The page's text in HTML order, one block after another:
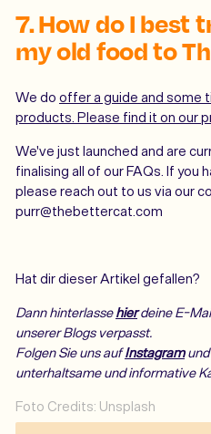
7.How do I best
my old food to
We do offer a guide and some
products. Please find it on our
We've just launched and are
finalising all of our FAQs. If you
please reach out to us via our
purr@thebettercat.com
Hat dir dieser Artikel gefallen?
Dann hinterlassehierdeine E-
unserer Blogs verpasst.
Folgen Sie uns auf Instagram und
unterhaltsame und informative
Foto Credits: Unsplash